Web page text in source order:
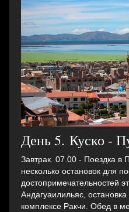
День 5. Куско -
Завтрак. 07.00 - Поездка в
несколько остановок для
достопримечательностей
Андагуаилильяс,
комплексе Ракчи. Oбед в